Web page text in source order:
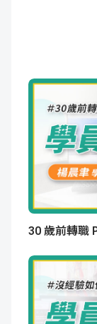
30 歲前轉職